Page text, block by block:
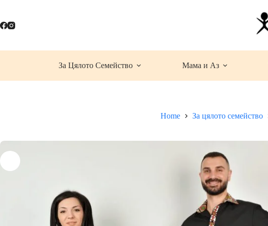
content
За Цялото Семейство Мама и Аз
Home За цялото семейство